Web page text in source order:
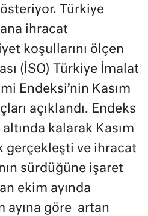
Türkiye
ihracat
koşullarını ölçen
(İSO) Türkiye İmalat
Endeksi’nin Kasım
açıklandı. Endeks
kalarak Kasım
gerçekleşti ve ihracat
sürdüğüne işaret
ekim ayında
ayına göre artan